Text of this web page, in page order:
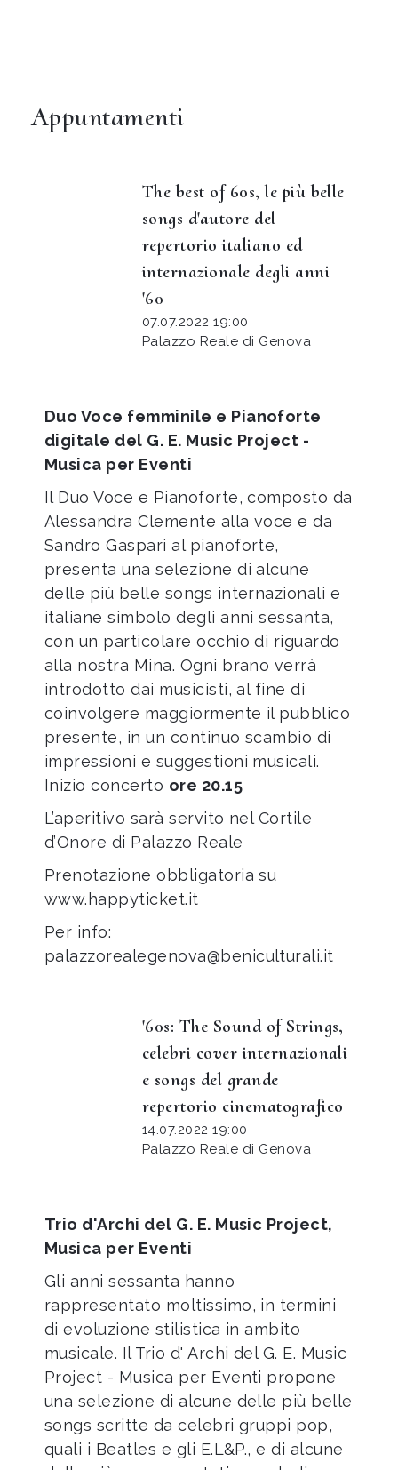
Appuntamenti
The best of 60s, le più belle
songs d'autore del
repertorio italiano ed
internazionale degli anni
'60
07.07.2022 19:00
Palazzo Reale di Genova
Duo Voce femminile e Pianoforte
digitale del G. E. Music Project -
Musica per Eventi
Il Duo Voce e Pianoforte, composto da
Alessandra Clemente alla voce e da
Sandro Gaspari al pianoforte,
presenta una selezione di alcune
delle più belle songs internazionali e
italiane simbolo degli anni sessanta,
con un particolare occhio di riguardo
alla nostra Mina. Ogni brano verrà
introdotto dai musicisti, al fine di
coinvolgere maggiormente il pubblico
presente, in un continuo scambio di
impressioni e suggestioni musicali.
Inizio concerto ore 20.15
L’aperitivo sarà servito nel Cortile
d’Onore di Palazzo Reale
Prenotazione obbligatoria su
www.happyticket.it
Per info:
palazzorealegenova@beniculturali.it
'60s: The Sound of Strings,
celebri cover internazionali
e songs del grande
repertorio cinematografico
14.07.2022 19:00
Palazzo Reale di Genova
Trio d'Archi del G. E. Music Project,
Musica per Eventi
Gli anni sessanta hanno
rappresentato moltissimo, in termini
di evoluzione stilistica in ambito
musicale. Il Trio d' Archi del G. E. Music
Project - Musica per Eventi propone
una selezione di alcune delle più belle
songs scritte da celebri gruppi pop,
quali i Beatles e gli E.L&P., e di alcune